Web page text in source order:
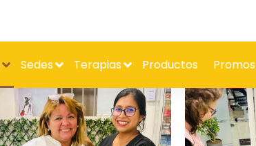
Sedes Terapias Productos Promos